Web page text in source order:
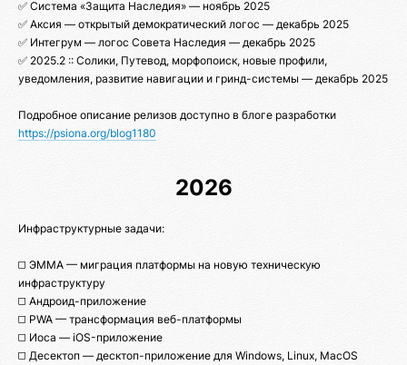
✅ Система «Защита Наследия» — ноябрь 2025
✅ Аксия — открытый демократический логос — декабрь 2025
✅ Интегрум — логос Совета Наследия — декабрь 2025
✅ 2025.2 :: Солики, Путевод, морфопоиск, новые профили,
уведомления, развитие навигации и гринд-системы — декабрь 2025
Подробное описание релизов доступно в блоге разработки
https://psiona.org/blog1180
2026
Инфраструктурные задачи:
◻️ ЭММА — миграция платформы на новую техническую
инфраструктуру
◻️ Андроид-приложение
◻️ PWA — трансформация веб-платформы
◻️ Иоса — iOS-приложение
◻️ Десектоп — десктоп-приложение для Windows, Linux, MacOS